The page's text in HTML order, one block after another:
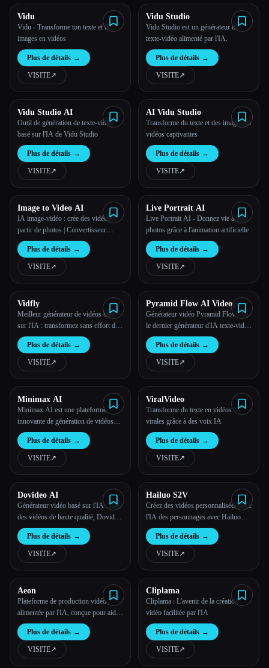
Vidu
Vidu - Transforme ton texte et tes
images en vidéos
Plus de détails →
VISITE↗︎
Vidu Studio
Vidu Studio est un générateur de
texte-vidéo alimenté par l'IA.
Plus de détails →
VISITE↗︎
Vidu Studio AI
Outil de génération de texte-vidéo
basé sur l'IA de Vidu Studio
Plus de détails →
VISITE↗︎
AI Vidu Studio
Transforme du texte et des images en
vidéos captivantes
Plus de détails →
VISITE↗︎
Image to Video AI
IA image-vidéo : crée des vidéos à
partir de photos | Convertisseur
d'images et de vidéos gratuit en ligne
Plus de détails →
VISITE↗︎
Live Portrait AI
Live Portrait AI - Donnez vie à vos
photos grâce à l'animation artificielle
Plus de détails →
VISITE↗︎
Vidfly
Meilleur générateur de vidéos basé
sur l'IA : transformez sans effort du
texte et des images en vidéos
époustouflantes
Plus de détails →
VISITE↗︎
Pyramid Flow AI Video
Generator
Générateur vidéo Pyramid Flow AI,
le dernier générateur d'IA texte-vidéo
en haute qualité
Plus de détails →
VISITE↗︎
Minimax AI
Minimax AI est une plateforme
innovante de génération de vidéos
basée sur l'IA qui permet aux
créateurs de transformer les invites
textuelles en vidéos haute résolution.
Plus de détails →
VISITE↗︎
ViralVideo
Transforme du texte en vidéos
virales grâce à des voix IA
Plus de détails →
VISITE↗︎
Dovideo AI
Générateur vidéo basé sur l'IA : crée
des vidéos de haute qualité, Dovideo
AI
Plus de détails →
VISITE↗︎
Hailuo S2V
Créez des vidéos personnalisées avec
l'IA des personnages avec Hailuo
S2V-01
Plus de détails →
VISITE↗︎
Aeon
Plateforme de production vidéo
alimentée par l'IA, conçue pour aider
les entreprises et les éditeurs axés sur
le contenu à développer facilement la
création vidéo.
Plus de détails →
VISITE↗︎
Cliplama
Cliplama : L'avenir de la création
vidéo facilitée par l'IA
Plus de détails →
VISITE↗︎